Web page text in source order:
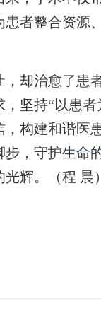
者整合资源
治愈了患
坚持“以患
，构建和谐医
步，守护生命
辉。（程 晨）